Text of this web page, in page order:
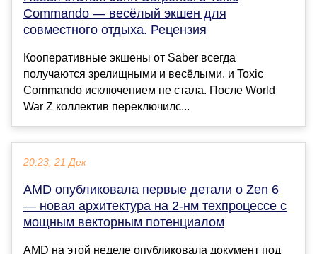
Commando — весёлый экшен для
совместного отдыха. Рецензия
Кооперативные экшены от Saber всегда
получаются зрелищными и весёлыми, и Toxic
Commando исключением не стала. После World
War Z коллектив переключилс...
20:23, 21 Дек
AMD опубликовала первые детали о Zen 6
— новая архитектура на 2-нм техпроцессе с
мощным векторным потенциалом
AMD на этой неделе опубликовала документ под